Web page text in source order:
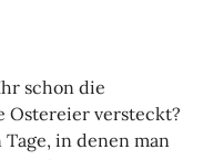
schon die
Ostereier versteckt?
in denen man